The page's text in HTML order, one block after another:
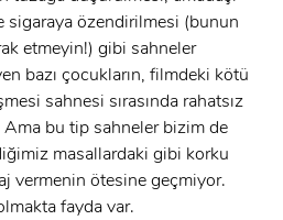
sigaraya özendirilmesi (bunun
etmeyin!) gibi sahneler
bazı çocukların, filmdeki kötü
sahnesi sırasında rahatsız
bu tip sahneler bizim de
masallardaki gibi korku
vermenin ötesine geçmiyor.
fayda var.